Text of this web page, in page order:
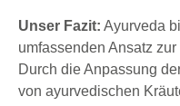
Unser Fazit: Ayurveda
umfassenden Ansatz
Durch die Anpassung
von ayurvedischen